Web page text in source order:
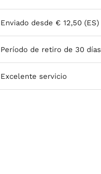
Enviado desde € 12,50 (ES)
Período de retiro de 30 días
Excelente servicio